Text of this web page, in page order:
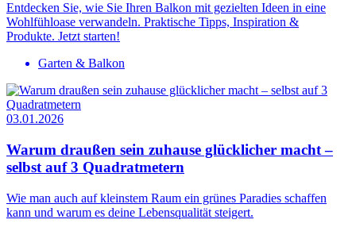
Entdecken Sie, wie Sie Ihren Balkon mit gezielten Ideen in eine
Wohlfühloase verwandeln. Praktische Tipps, Inspiration &
Produkte. Jetzt starten!
Garten & Balkon
03.01.2026
Warum draußen sein zuhause glücklicher macht –
selbst auf 3 Quadratmetern
Wie man auch auf kleinstem Raum ein grünes Paradies schaffen
kann und warum es deine Lebensqualität steigert.